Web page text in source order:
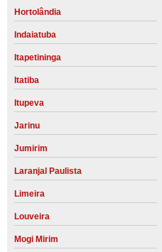
Hortolândia
Indaiatuba
Itapetininga
Itatiba
Itupeva
Jarinu
Jumirim
Laranjal Paulista
Limeira
Louveira
Mogi Mirim